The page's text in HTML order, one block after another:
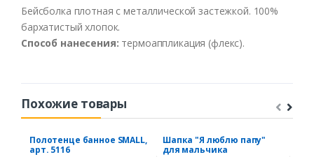
Бейсболка плотная с металлической застежкой. 100%
бархатистый хлопок.
Способ нанесения: термоаппликация (флекс).
Похожие товары
Полотенце банное SMALL,
арт. 5116
Шапка "Я люблю папу"
для мальчика